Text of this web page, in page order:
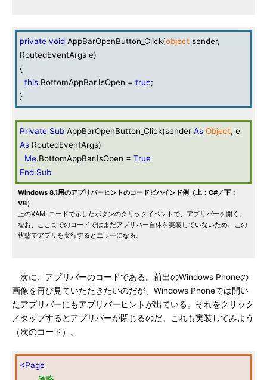
private void AppBarOpenButton_Click(object sender,
RoutedEventArgs e)
{
this.BottomAppBar.IsOpen = true;
}
Private Sub AppBarOpenButton_Click(sender As Object, e
As RoutedEventArgs)
Me.BottomAppBar.IsOpen = True
End Sub
Windows 8.1用のアプリバーヒントのコードビハインド例（上：C#／下：
VB）
上のXAMLコードで示したボタンのクリックイベントで、アプリバーを開く。
なお、ここまでのコードではまだアプリバー自体を実装していないため、この
状態でアプリを実行するとエラーになる。
次に、アプリバーのコードである。前出のWindows Phoneの
画像を再び見ていただきたいのだが、Windows Phoneでは開い
たアプリバーにもアプリバーヒントが出ている。それをクリック
／タップするとアプリバーが閉じるのだ。これも実装してみよう
（次のコード）。
<Page